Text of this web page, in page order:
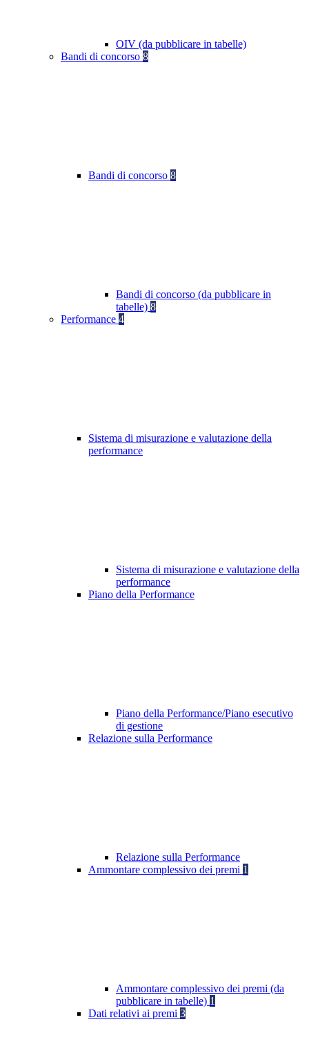
OIV (da pubblicare in tabelle)
Bandi di concorso 8
Bandi di concorso 8
Bandi di concorso (da pubblicare in
tabelle) 8
Performance 4
Sistema di misurazione e valutazione della
performance
Sistema di misurazione e valutazione della
performance
Piano della Performance
Piano della Performance/Piano esecutivo
di gestione
Relazione sulla Performance
Relazione sulla Performance
Ammontare complessivo dei premi 1
Ammontare complessivo dei premi (da
pubblicare in tabelle) 1
Dati relativi ai premi 3